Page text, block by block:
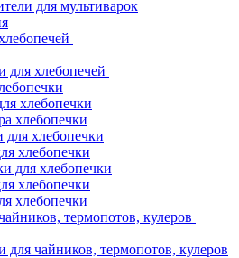
для мультиварок
для хлебопечей
хлебопечки
хлебопечки
для хлебопечки
хлебопечки
для хлебопечки
хлебопечки
хлебопечки
термопотов, кулеров
для чайников, термопотов, кулеров